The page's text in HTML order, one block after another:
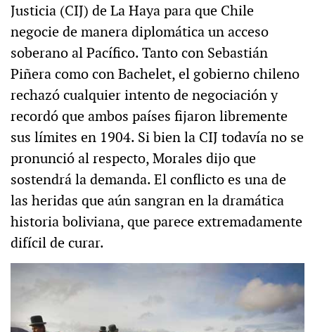
Justicia (CIJ) de La Haya para que Chile
negocie de manera diplomática un acceso
soberano al Pacífico. Tanto con Sebastián
Piñera como con Bachelet, el gobierno chileno
rechazó cualquier intento de negociación y
recordó que ambos países fijaron libremente
sus límites en 1904. Si bien la CIJ todavía no se
pronunció al respecto, Morales dijo que
sostendrá la demanda. El conflicto es una de
las heridas que aún sangran en la dramática
historia boliviana, que parece extremadamente
difícil de curar.